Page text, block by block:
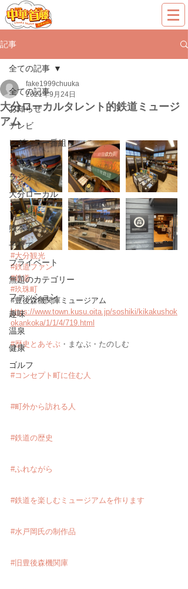
記事
全ての記事
お知らせ
テレビ
レギュラー番組
グルメ
ラジオ
大分ローカル
イベント
熊本ローカル
子育て
プライベート
無題のカテゴリー
ファッション
趣味
温泉
健康
ゴルフ
全ての記事
大分ローカルタレント的鉄道ミュージ
アム
fake1999chuuka
2021年9月24日
#大分観光
#鉄道ファン
#鉄道
#玖珠町
#豊後森機関庫ミュージアム
https://www.town.kusu.oita.jp/soshiki/kikakushok
okankoka/1/1/4/719.html
#歴史とあそぶ ・まなぶ・たのしむ
#コンセプト町に住む人
#町外から訪れる人
#鉄道の歴史
#ふれながら
#鉄道を楽しむミュージアムを作ります
#水戸岡氏の制作品
#旧豊後森機関庫